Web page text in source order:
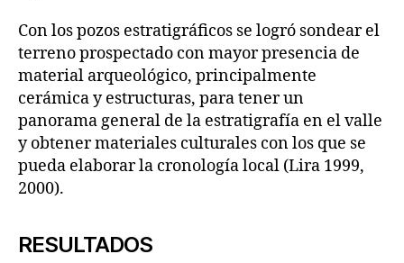
Con los pozos estratigráficos se logró sondear el
terreno prospectado con mayor presencia de
material arqueológico, principalmente
cerámica y estructuras, para tener un
panorama general de la estratigrafía en el valle
y obtener materiales culturales con los que se
pueda elaborar la cronología local (Lira 1999,
2000).
RESULTADOS